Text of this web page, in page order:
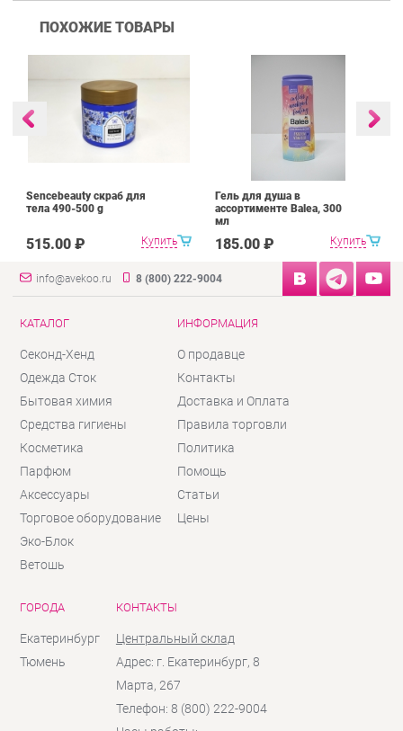
ПОХОЖИЕ ТОВАРЫ
Купить
Sencebeauty скраб для
тела 490-500 g
515.00 ₽ Купить
Гель для душа в
ассортименте Balea, 300
мл
185.00 ₽
info@avekoo.ru 8 (800) 222-9004
КАТАЛОГ
Секонд-Хенд
Одежда Сток
Бытовая химия
Средства гигиены
Косметика
Парфюм
Аксессуары
Торговое оборудование
Эко-Блок
Ветошь
ИНФОРМАЦИЯ
О продавце
Контакты
Доставка и Оплата
Правила торговли
Политика
Помощь
Статьи
Цены
ГОРОДА
Екатеринбург
Тюмень
КОНТАКТЫ
Центральный склад
Адрес: г. Екатеринбург, 8
Марта, 267
Телефон: 8 (800) 222-9004